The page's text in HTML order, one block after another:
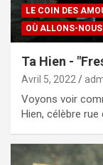
LE COIN DES
OÙ ALLONS-
Ta Hien -
Avril 5, 2022
Voyons voir
Hien, célèbre rue